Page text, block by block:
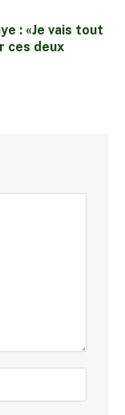
: «Je vais tout
ces deux